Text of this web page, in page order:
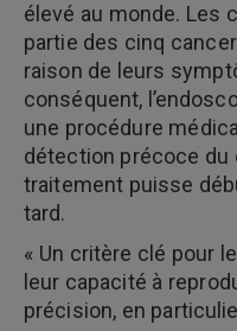
élevé au monde. Les
partie des cinq
raison de leurs
conséquent,
une procédure
détection précoce du
traitement puisse
tard.
« Un critère clé pour
leur capacité à
précision, en